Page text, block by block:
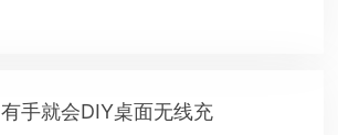
有手就会DIY桌面无线充